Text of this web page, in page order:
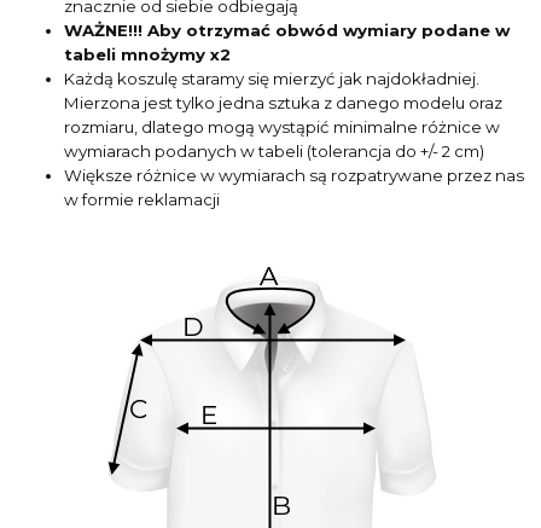
znacznie od siebie odbiegają
WAŻNE!!! Aby otrzymać obwód wymiary podane w
tabeli mnożymy x2
Każdą koszulę staramy się mierzyć jak najdokładniej.
Mierzona jest tylko jedna sztuka z danego modelu oraz
rozmiaru, dlatego mogą wystąpić minimalne różnice w
wymiarach podanych w tabeli (tolerancja do +/- 2 cm)
Większe różnice w wymiarach są rozpatrywane przez nas
w formie reklamacji